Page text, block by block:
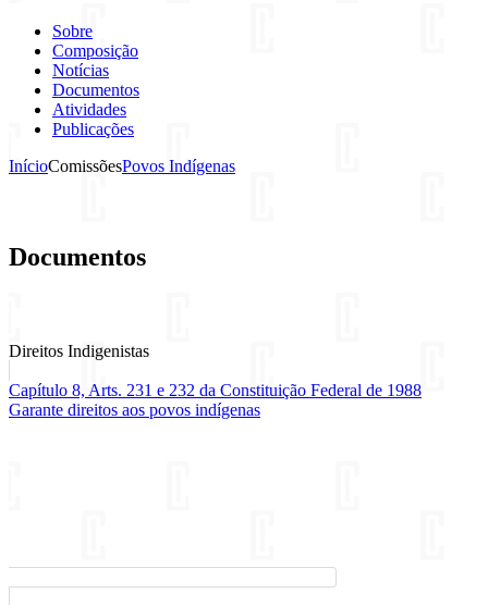
Sobre
Composição
Notícias
Documentos
Atividades
Publicações
InícioComissõesPovos Indígenas
Documentos
Direitos Indigenistas
Capítulo 8, Arts. 231 e 232 da Constituição Federal de 1988
Garante direitos aos povos indígenas